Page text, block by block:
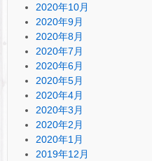
2020年10月
2020年9月
2020年8月
2020年7月
2020年6月
2020年5月
2020年4月
2020年3月
2020年2月
2020年1月
2019年12月